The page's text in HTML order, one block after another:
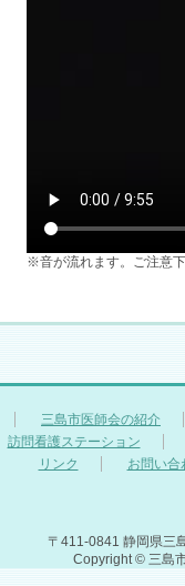
※音が流れます。ご注意
三島市医師会の紹介
訪問看護ステーション
リンク
お問い合
〒411-0841 静岡県三
Copyright © 三島